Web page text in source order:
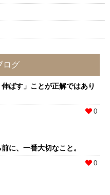
ログ
ばす」ことが正解ではあり
0
に、一番大切なこと。
0